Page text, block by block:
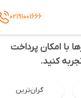
02191001666
با امکان پرداخت
کنید.
گران‌ترین